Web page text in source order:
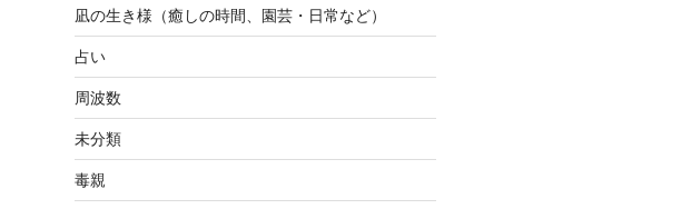
凪の生き様（癒しの時間、園芸・日常など）
占い
周波数
未分類
毒親